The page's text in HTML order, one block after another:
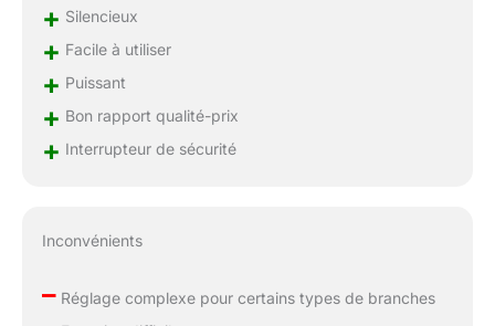
+ Silencieux
+ Facile à utiliser
+ Puissant
+ Bon rapport qualité-prix
+ Interrupteur de sécurité
Inconvénients
–Réglage complexe pour certains types de branches